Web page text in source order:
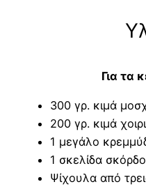
Για τα
300 γρ. κιμά
200 γρ. κιμά
1 μεγάλο
1 σκελίδα
Ψίχουλα από